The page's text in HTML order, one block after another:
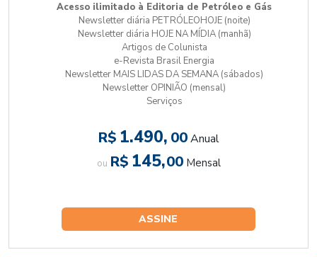
Acesso ilimitado à Editoria de Petróleo e Gás
Newsletter diária PETRÓLEOHOJE (noite)
Newsletter diária HOJE NA MÍDIA (manhã)
Artigos de Colunista
e-Revista Brasil Energia
Newsletter MAIS LIDAS DA SEMANA (sábados)
Newsletter OPINIÃO (mensal)
Serviços
R$ 1.490, 00 Anual
ou R$ 145,00 Mensal
ASSINE